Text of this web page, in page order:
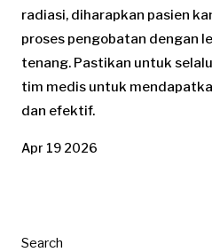
radiasi, diharapkan pasien
proses pengobatan dengan
tenang. Pastikan untuk
tim medis untuk
dan efektif.
Apr 19 2026
Search